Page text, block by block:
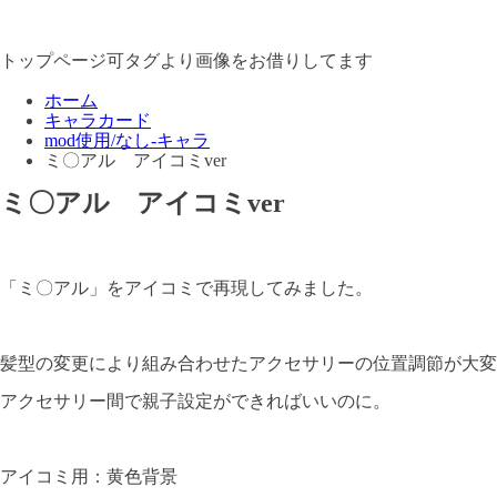
トップページ可タグより画像をお借りしてます
ホーム
キャラカード
mod使用/なし-キャラ
ミ〇アル アイコミver
ミ〇アル アイコミver
「ミ〇アル」をアイコミで再現してみました。
髪型の変更により組み合わせたアクセサリーの位置調節が大
アクセサリー間で親子設定ができればいいのに。
アイコミ用：黄色背景